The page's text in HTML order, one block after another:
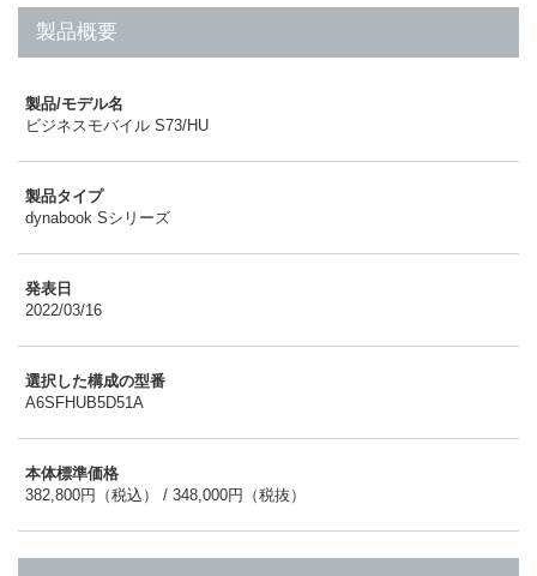
製品概要
製品/モデル名
ビジネスモバイル S73/HU
製品タイプ
dynabook Sシリーズ
発表日
2022/03/16
選択した構成の型番
A6SFHUB5D51A
本体標準価格
382,800円（税込） / 348,000円（税抜）